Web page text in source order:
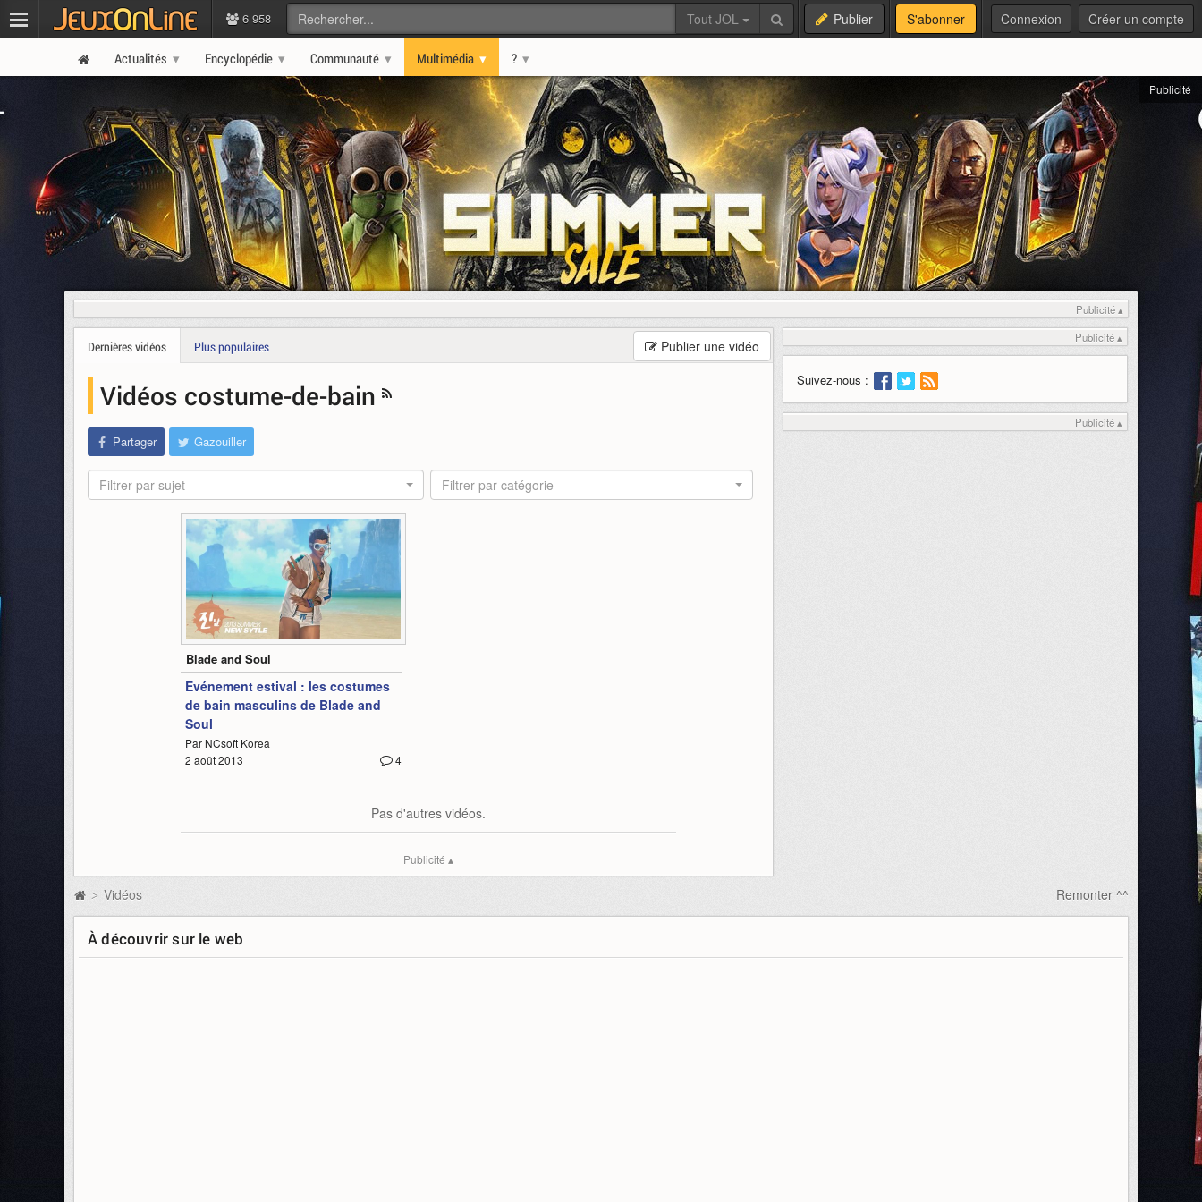
6 958 Tout JOL Publier S'abonner Connexion Créer un compte
Actualités Encyclopédie Communauté Multimédia ?
Publicité
Publicité ▴
Publier une vidéo
Dernières vidéos Plus populaires
Vidéos costume-de-bain
Partager Gazouiller
Filtrer par sujet Filtrer par catégorie
Blade and Soul
Evénement estival : les costumes
de bain masculins de Blade and
Soul
Par NCsoft Korea
4
2 août 2013
Pas d'autres vidéos.
Publicité ▴
Publicité ▴
Suivez-nous :
Publicité ▴
Remonter ^^
> Vidéos
À découvrir sur le web